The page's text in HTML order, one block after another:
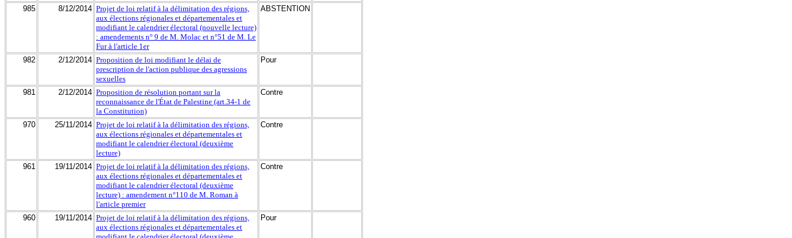
985 8/12/2014 Projet de loi relatif à la délimitation des régions,
aux élections régionales et départementales et
modifiant le calendrier électoral (nouvelle lecture)
: amendements n° 9 de M. Molac et n°51 de M. Le
Fur à l'article 1er
ABSTENTION
982 2/12/2014 Proposition de loi modifiant le délai de
prescription de l'action publique des agressions
sexuelles
Pour
981 2/12/2014 Proposition de résolution portant sur la
reconnaissance de l'État de Palestine (art.34-1 de
la Constitution)
Contre
970 25/11/2014 Projet de loi relatif à la délimitation des régions,
aux élections régionales et départementales et
modifiant le calendrier électoral (deuxième
lecture)
Contre
961 19/11/2014 Projet de loi relatif à la délimitation des régions,
aux élections régionales et départementales et
modifiant le calendrier électoral (deuxième
lecture) : amendement n°110 de M. Roman à
l'article premier
Contre
960 19/11/2014 Projet de loi relatif à la délimitation des régions,
aux élections régionales et départementales et
Pour